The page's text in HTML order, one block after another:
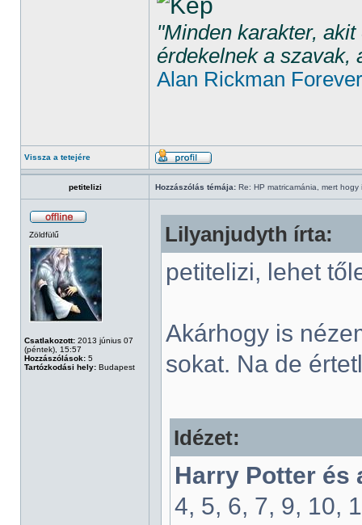
"Minden karakter,
érdekelnek a szavak,
Alan Rickman Forever
Vissza a tetejére
petitelizi Hozzászólás témája: Re: HP matricamánia, mert hogy
Zöldfülű
Csatlakozott: 2013 június 07
(péntek), 15:57
Hozzászólások: 5
Tartózkodási hely: Budapest
Lilyanjudyth írta:
petitelizi, lehet
Akárhogy is
sokat. Na de
Idézet:
Harry Potter és
4, 5, 6, 7, 9, 10,